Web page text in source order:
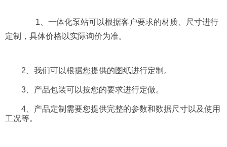
1、一体化泵站可以根据客户要求的材质、尺寸进行
定制，具体价格以实际询价为准。
2、我们可以根据您提供的图纸进行定制。
3、产品包装可以按您的要求进行定做。
4、产品定制需要您提供完整的参数和数据尺寸以及使用
工况等。